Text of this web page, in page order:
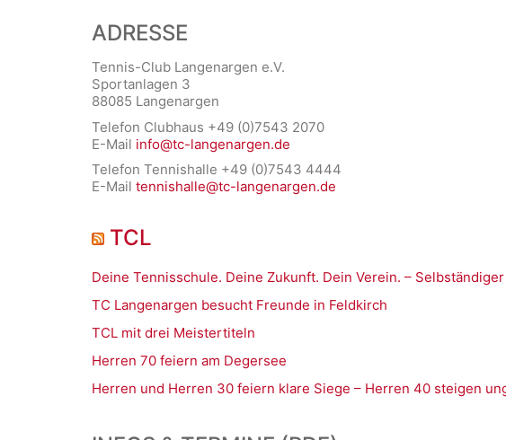
ADRESSE
Tennis-Club Langenargen e.V.
Sportanlagen 3
88085 Langenargen
Telefon Clubhaus +49 (0)7543 2070
E-Mail info@tc-langenargen.de
Telefon Tennishalle +49 (0)7543 4444
E-Mail tennishalle@tc-langenargen.de
TCL
Deine Tennisschule. Deine Zukunft. Dein Verein. –
TC Langenargen besucht Freunde in Feldkirch
TCL mit drei Meistertiteln
Herren 70 feiern am Degersee
Herren und Herren 30 feiern klare Siege – Herren 40 steigen